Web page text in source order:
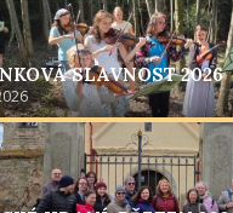
SLAVNOST 2026